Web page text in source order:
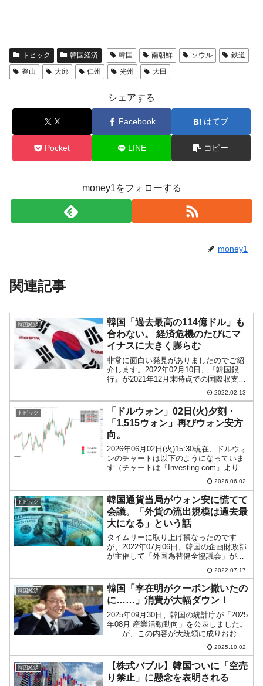
トピック 韓国経済 韓国 南朝鮮 ソウル
鉄道
釜山
大邱 仁州 光州 大田
シェアする
X Facebook はてブ
Pocket LINE コピー
money1をフォローする
money1
関連記事
韓国経済
韓国「過去最高の114億ドル」も
合わない。 経済危機のたびにマ
イナスに大きく膨らむ
非常に面白い発見がありましたのでご紹
介します。2022年02月10日、『韓国銀
行』が2021年12月末時点での国際収支統
計を公表しました。これで2021年が締ま
ったわけですので（ただし暫定版）、つ
らつら見ておりましたら「？」という点
がありま...
2022.02.13
トピック
「ドルウォン」02日(火)夕刻・
「1,515ウォン」再びウォン安方
向。
2026年06月02日(火)15:30現在、ドルウォ
ンのチャートは以下のようになっていま
す（チャートは『Investing.com』より引
用）。現在のところ「1ドル＝1,515ウォ
ン」近辺の攻防となっています。ローソ
ク足1本が1分間の値動き...
2026.06.02
トピック
韓国通貨当局がウォン安に慌てて
会議。「外貨の流出規模は過去最
大になる」という話
タイムリーに取り上げ損なったのです
が、2022年07月06日、韓国の企画財政部
が主催して「外国為替健全協議会」が開
催されています。出席者は金融委員会、
『韓国銀行』、金融監督院ですが、この
会議はその名のとおり、外為市場の健全
性（つまりはウォン...
2022.07.17
韓国経済
韓国「李在明がクーポン撒いたの
に……」消費が大幅ダウン！
2025年09月30日、韓国の統計庁が「2025
年08月 産業活動動向」を公表しました。
……が、この内容が大統領に成りおおせ
た李在明（イ・ジェミョン）さん、およ
び手下の政府にとっては非常に皮肉な結
果となりました。2025年08月 産業活動
動...
2025.10.02
韓国経済
【株式バブル】韓国ついに「空売
り禁止」に懸念を表明される